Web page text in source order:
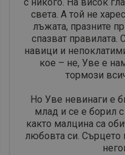
света. А той не
лъжата, празните
спазват правилата.
навици и
кое – не, Уве е
тормози
Но Уве невинаги е
млад и се е борил
както малцина са
любовта си.